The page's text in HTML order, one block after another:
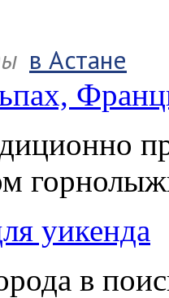
в Астане
уикенда
в